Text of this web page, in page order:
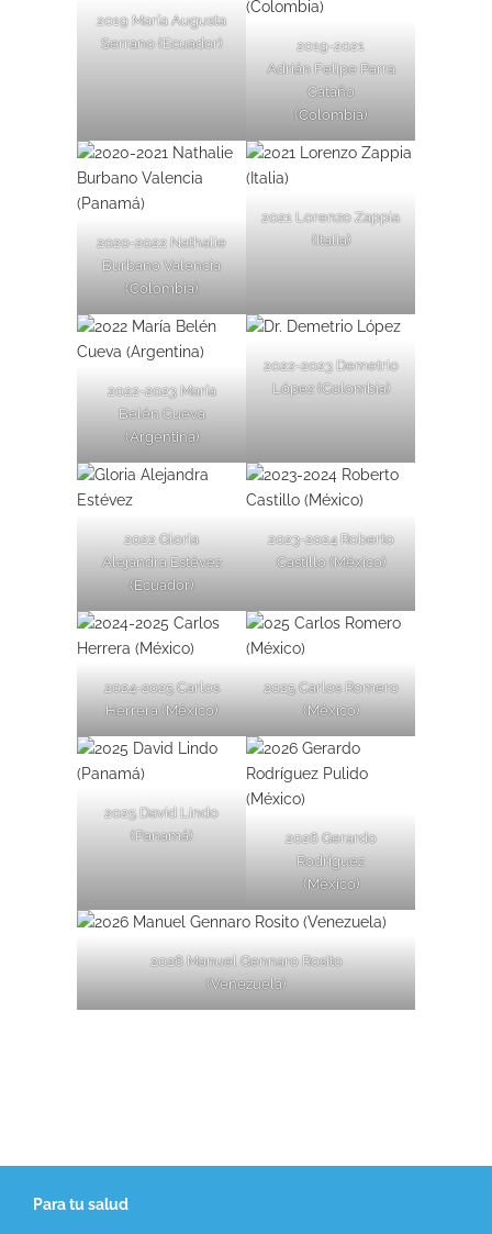
2019 María Augusta
Serrano (Ecuador)
2019-2021
Adrián Felipe Parra
Cataño
(Colombia)
2020-2022 Nathalie
Burbano Valencia
(Colombia)
2021 Lorenzo Zappia
(Italia)
2022-2023 María
Belén Cueva
(Argentina)
2022-2023 Demetrio
López (Colombia)
2022 Gloria
Alejandra Estévez
(Ecuador)
2023-2024 Roberto
Castillo (México)
2024-2025 Carlos
Herrera (México)
2025 Carlos Romero
(México)
2025 David Lindo
(Panamá)
2026 Gerardo
Rodríguez
(México)
2026 Manuel Gennaro Rosito
(Venezuela)
Para tu salud